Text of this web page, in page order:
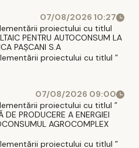
07/08/2026 10:27
proiectului cu titlul
PENTRU AUTOCONSUM LA
PAȘCANI S.A
proiectului cu titlul ”
07/08/2026 09:00
proiectului cu titlul ”
DE PRODUCERE A ENERGIEI
AGROCOMPLEX
proiectului cu titlul ”